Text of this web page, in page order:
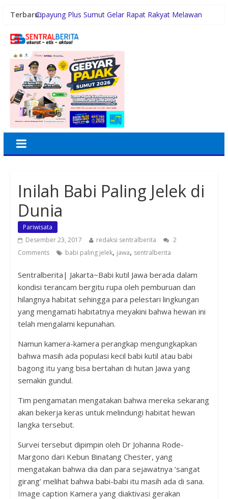
Terbaru:Cipayung Plus Sumut Gelar Rapat Rakyat Melawan
Inspektorat Madina Berikan Tanggapan akan
Tabuyung
Polrestabes Medan Ungkap 1.187 Kasus Narkoba
Selama 300 Hari dan Musnahkan Puluhan Kg Barbut
Wagub Surya Ajak Generasi Muda Bangun Integritas
dan Jauhi Narkoba
Pemko Medan Raih Peringkat II Skor Arsif ASN
Inilah Babi Paling Jelek di
Dunia
Pariwisata
Desember 23, 2017
redaksi sentralberita
2
Comments
babi paling jelek, jawa, sentralberita
Sentralberita| Jakarta~Babi kutil Jawa berada dalam
kondisi terancam bergitu rupa oleh pemburuan dan
hilangnya habitat sehingga para pelestari lingkungan
yang mengamati habitatnya meyakini bahwa hewan ini
telah mengalami kepunahan.
Namun kamera-kamera perangkap mengungkapkan
bahwa masih ada populasi kecil babi kutil atau babi
bagong itu yang bisa bertahan di hutan Jawa yang
semakin gundul.
Tim pengamatan mengatakan bahwa mereka sekarang
akan bekerja keras untuk melindungi habitat hewan
langka tersebut.
Survei tersebut dipimpin oleh Dr Johanna Rode-
Margono dari Kebun Binatang Chester, yang
mengatakan bahwa dia dan para sejawatnya ‘sangat
girang’ melihat bahwa babi-babi itu masih ada di sana.
Image caption Kamera yang diaktivasi gerakan